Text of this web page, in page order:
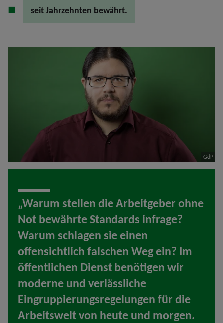
seit Jahrzehnten bewährt.
GdP
„Warum stellen die Arbeitgeber ohne
Not bewährte Standards infrage?
Warum schlagen sie einen
offensichtlich falschen Weg ein? Im
öffentlichen Dienst benötigen wir
moderne und verlässliche
Eingruppierungsregelungen für die
Arbeitswelt von heute und morgen.